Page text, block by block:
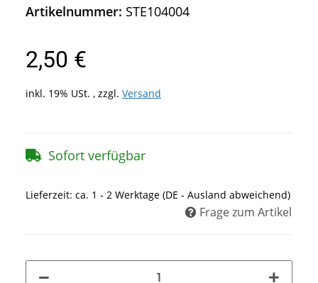
Artikelnummer: STE104004
2,50 €
inkl. 19% USt. , zzgl. Versand
Sofort verfügbar
Lieferzeit: ca. 1 - 2 Werktage (DE - Ausland abweichend)
Frage zum Artikel